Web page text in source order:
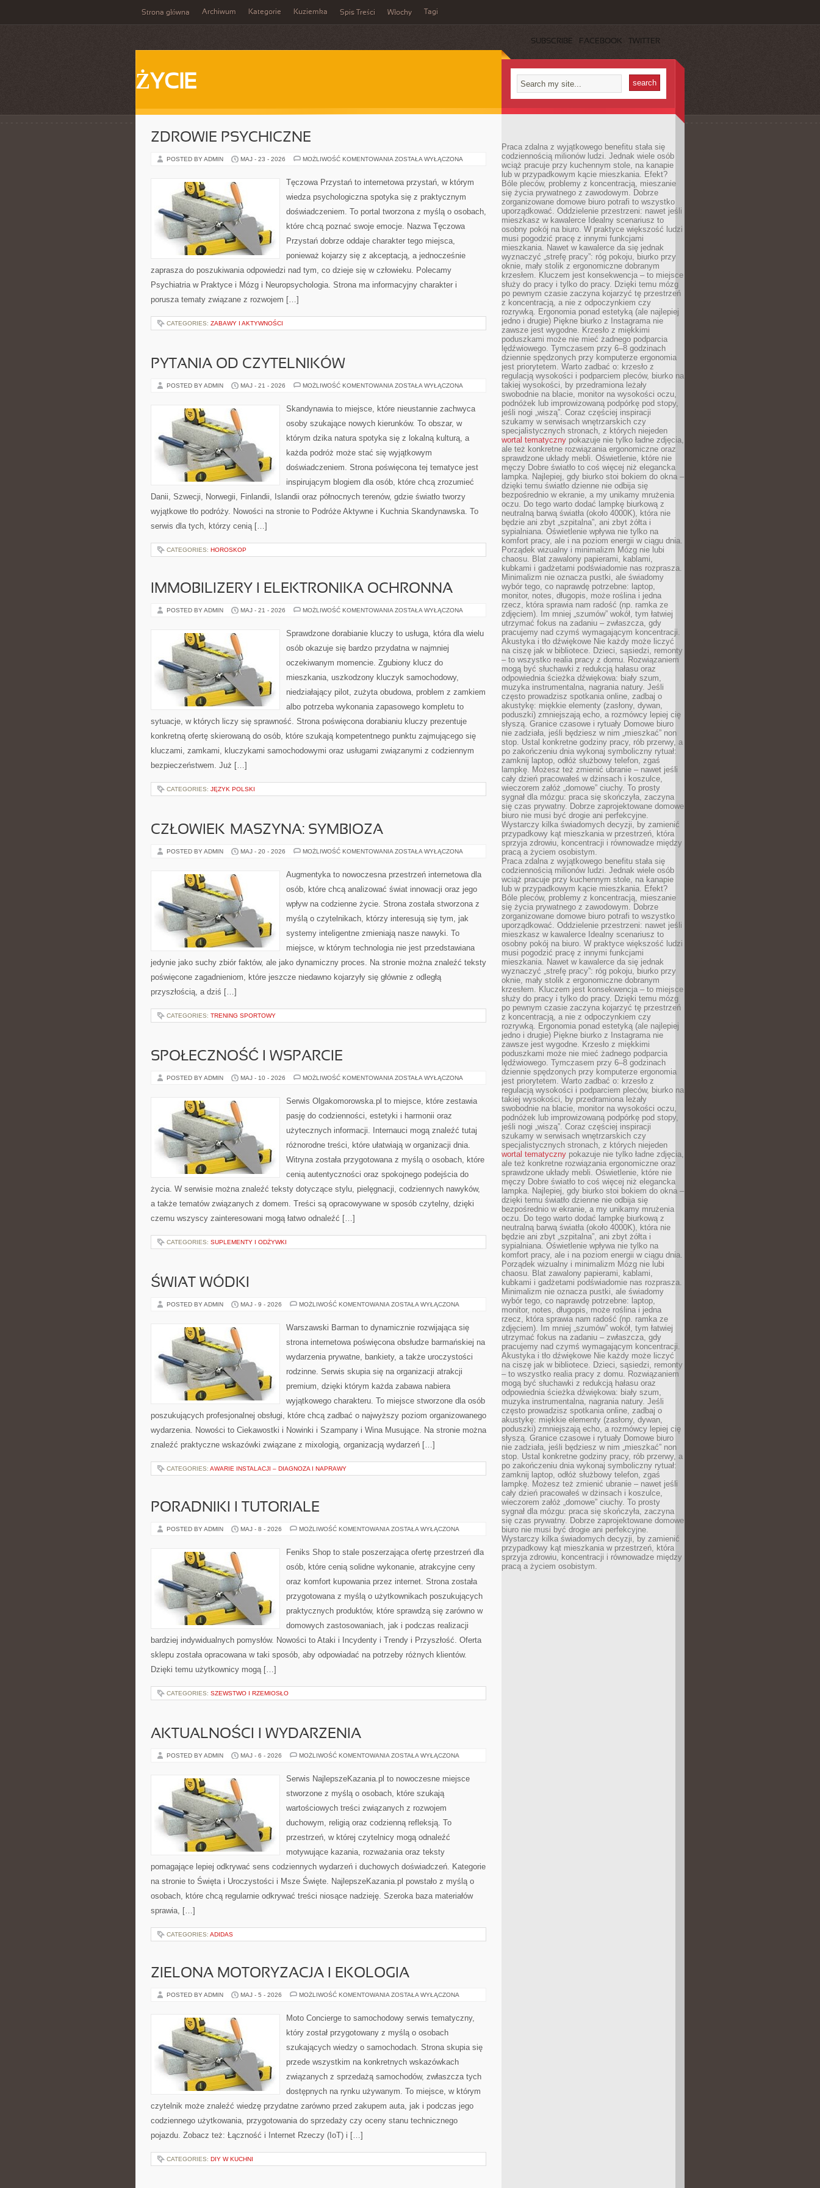
Strona główna Archiwum Kategorie Kuziemka Spis Treści Włochy Tagi
SUBSCRIBE FACEBOOK TWITTER
ŻYCIE
ZDROWIE PSYCHICZNE
POSTED BY ADMIN MAJ - 23 - 2026 MOŻLIWOŚĆ KOMENTOWANIA ZDROWIE
ZOSTAŁA WYŁĄCZONA
Tęczowa Przystań to internetowa przystań, w którym
wiedza psychologiczna spotyka się z praktycznym
doświadczeniem. To portal tworzona z myślą o osobach,
które chcą poznać swoje emocje. Nazwa Tęczowa
Przystań dobrze oddaje charakter tego miejsca,
ponieważ kojarzy się z akceptacją, a jednocześnie
zaprasza do poszukiwania odpowiedzi nad tym, co dzieje się w człowieku. Polecamy
Psychiatria w Praktyce i Mózg i Neuropsychologia. Strona ma informacyjny charakter i
porusza tematy związane z rozwojem […]
CATEGORIES: ZABAWY I AKTYWNOŚCI
PYTANIA OD CZYTELNIKÓW
POSTED BY ADMIN MAJ - 21 - 2026 MOŻLIWOŚĆ KOMENTOWANIA PYTANIA
ZOSTAŁA WYŁĄCZONA
Skandynawia to miejsce, które nieustannie zachwyca
osoby szukające nowych kierunków. To obszar, w
którym dzika natura spotyka się z lokalną kulturą, a
każda podróż może stać się wyjątkowym
doświadczeniem. Strona poświęcona tej tematyce jest
inspirującym blogiem dla osób, które chcą zrozumieć
Danii, Szwecji, Norwegii, Finlandii, Islandii oraz północnych terenów, gdzie światło tworzy
wyjątkowe tło podróży. Nowości na stronie to Podróże Aktywne i Kuchnia Skandynawska. To
serwis dla tych, którzy cenią […]
CATEGORIES: HOROSKOP
IMMOBILIZERY I ELEKTRONIKA OCHRONNA
POSTED BY ADMIN MAJ - 21 - 2026 MOŻLIWOŚĆ KOMENTOWANIA IMMOBILIZERY
OCHRONNA
ZOSTAŁA WYŁĄCZONA
Sprawdzone dorabianie kluczy to usługa, która dla wielu
osób okazuje się bardzo przydatna w najmniej
oczekiwanym momencie. Zgubiony klucz do
mieszkania, uszkodzony kluczyk samochodowy,
niedziałający pilot, zużyta obudowa, problem z zamkiem
albo potrzeba wykonania zapasowego kompletu to
sytuacje, w których liczy się sprawność. Strona poświęcona dorabianiu kluczy prezentuje
konkretną ofertę skierowaną do osób, które szukają kompetentnego punktu zajmującego się
kluczami, zamkami, kluczykami samochodowymi oraz usługami związanymi z codziennym
bezpieczeństwem. Już […]
CATEGORIES: JĘZYK POLSKI
CZŁOWIEK–MASZYNA: SYMBIOZA
POSTED BY ADMIN MAJ - 20 - 2026 MOŻLIWOŚĆ KOMENTOWANIA CZŁOWIEK–
ZOSTAŁA WYŁĄCZONA
Augmentyka to nowoczesna przestrzeń internetowa dla
osób, które chcą analizować świat innowacji oraz jego
wpływ na codzienne życie. Strona została stworzona z
myślą o czytelnikach, którzy interesują się tym, jak
systemy inteligentne zmieniają nasze nawyki. To
miejsce, w którym technologia nie jest przedstawiana
jedynie jako suchy zbiór faktów, ale jako dynamiczny proces. Na stronie można znaleźć teksty
poświęcone zagadnieniom, które jeszcze niedawno kojarzyły się głównie z odległą
przyszłością, a dziś […]
CATEGORIES: TRENING SPORTOWY
SPOŁECZNOŚĆ I WSPARCIE
POSTED BY ADMIN MAJ - 10 - 2026 MOŻLIWOŚĆ KOMENTOWANIA SPOŁECZNOŚĆ
ZOSTAŁA WYŁĄCZONA
Serwis Olgakomorowska.pl to miejsce, które zestawia
pasję do codzienności, estetyki i harmonii oraz
użytecznych informacji. Internauci mogą znaleźć tutaj
różnorodne treści, które ułatwiają w organizacji dnia.
Witryna została przygotowana z myślą o osobach, które
cenią autentyczności oraz spokojnego podejścia do
życia. W serwisie można znaleźć teksty dotyczące stylu, pielęgnacji, codziennych nawyków,
a także tematów związanych z domem. Treści są opracowywane w sposób czytelny, dzięki
czemu wszyscy zainteresowani mogą łatwo odnaleźć […]
CATEGORIES: SUPLEMENTY I ODŻYWKI
ŚWIAT WÓDKI
POSTED BY ADMIN MAJ - 9 - 2026 MOŻLIWOŚĆ KOMENTOWANIA ŚWIAT
ZOSTAŁA WYŁĄCZONA
Warszawski Barman to dynamicznie rozwijająca się
strona internetowa poświęcona obsłudze barmańskiej na
wydarzenia prywatne, bankiety, a także uroczystości
rodzinne. Serwis skupia się na organizacji atrakcji
premium, dzięki którym każda zabawa nabiera
wyjątkowego charakteru. To miejsce stworzone dla osób
poszukujących profesjonalnej obsługi, które chcą zadbać o najwyższy poziom organizowanego
wydarzenia. Nowości to Ciekawostki i Nowinki i Szampany i Wina Musujące. Na stronie można
znaleźć praktyczne wskazówki związane z mixologią, organizacją wydarzeń […]
CATEGORIES: AWARIE INSTALACJI – DIAGNOZA I NAPRAWY
PORADNIKI I TUTORIALE
POSTED BY ADMIN MAJ - 8 - 2026 MOŻLIWOŚĆ KOMENTOWANIA PORADNIKI
ZOSTAŁA WYŁĄCZONA
Feniks Shop to stale poszerzająca ofertę przestrzeń dla
osób, które cenią solidne wykonanie, atrakcyjne ceny
oraz komfort kupowania przez internet. Strona została
przygotowana z myślą o użytkownikach poszukujących
praktycznych produktów, które sprawdzą się zarówno w
domowych zastosowaniach, jak i podczas realizacji
bardziej indywidualnych pomysłów. Nowości to Ataki i Incydenty i Trendy i Przyszłość. Oferta
sklepu została opracowana w taki sposób, aby odpowiadać na potrzeby różnych klientów.
Dzięki temu użytkownicy mogą […]
CATEGORIES: SZEWSTWO I RZEMIOSŁO
AKTUALNOŚCI I WYDARZENIA
POSTED BY ADMIN MAJ - 6 - 2026 MOŻLIWOŚĆ KOMENTOWANIA AKTUALNOŚCI
ZOSTAŁA WYŁĄCZONA
Serwis NajlepszeKazania.pl to nowoczesne miejsce
stworzone z myślą o osobach, które szukają
wartościowych treści związanych z rozwojem
duchowym, religią oraz codzienną refleksją. To
przestrzeń, w której czytelnicy mogą odnaleźć
motywujące kazania, rozważania oraz teksty
pomagające lepiej odkrywać sens codziennych wydarzeń i duchowych doświadczeń. Kategorie
na stronie to Święta i Uroczystości i Msze Święte. NajlepszeKazania.pl powstało z myślą o
osobach, które chcą regularnie odkrywać treści niosące nadzieję. Szeroka baza materiałów
sprawia, […]
CATEGORIES: ADIDAS
ZIELONA MOTORYZACJA I EKOLOGIA
POSTED BY ADMIN MAJ - 5 - 2026 MOŻLIWOŚĆ KOMENTOWANIA ZIELONA
ZOSTAŁA WYŁĄCZONA
Moto Concierge to samochodowy serwis tematyczny,
który został przygotowany z myślą o osobach
szukających wiedzy o samochodach. Strona skupia się
przede wszystkim na konkretnych wskazówkach
związanych z sprzedażą samochodów, zwłaszcza tych
dostępnych na rynku używanym. To miejsce, w którym
czytelnik może znaleźć wiedzę przydatne zarówno przed zakupem auta, jak i podczas jego
codziennego użytkowania, przygotowania do sprzedaży czy oceny stanu technicznego
pojazdu. Zobacz też: Łączność i Internet Rzeczy (IoT) i […]
CATEGORIES: DIY W KUCHNI
Praca zdalna z wyjątkowego benefitu stała się
codziennością milionów ludzi. Jednak wiele osób
wciąż pracuje przy kuchennym stole, na kanapie
lub w przypadkowym kącie mieszkania. Efekt?
Bóle pleców, problemy z koncentracją, mieszanie
się życia prywatnego z zawodowym. Dobrze
zorganizowane domowe biuro potrafi to wszystko
uporządkować. Oddzielenie przestrzeni: nawet jeśli
mieszkasz w kawalerce Idealny scenariusz to
osobny pokój na biuro. W praktyce większość ludzi
musi pogodzić pracę z innymi funkcjami
mieszkania. Nawet w kawalerce da się jednak
wyznaczyć „strefę pracy”: róg pokoju, biurko przy
oknie, mały stolik z ergonomiczne dobranym
krzesłem. Kluczem jest konsekwencja – to miejsce
służy do pracy i tylko do pracy. Dzięki temu mózg
po pewnym czasie zaczyna kojarzyć tę przestrzeń
z koncentracją, a nie z odpoczynkiem czy
rozrywką. Ergonomia ponad estetyką (ale najlepiej
jedno i drugie) Piękne biurko z Instagrama nie
zawsze jest wygodne. Krzesło z miękkimi
poduszkami może nie mieć żadnego podparcia
lędźwiowego. Tymczasem przy 6–8 godzinach
dziennie spędzonych przy komputerze ergonomia
jest priorytetem. Warto zadbać o: krzesło z
regulacją wysokości i podparciem pleców, biurko na
takiej wysokości, by przedramiona leżały
swobodnie na blacie, monitor na wysokości oczu,
podnóżek lub improwizowaną podpórkę pod stopy,
jeśli nogi „wiszą”. Coraz częściej inspiracji
szukamy w serwisach wnętrzarskich czy
specjalistycznych stronach, z których niejeden
wortal tematyczny pokazuje nie tylko ładne zdjęcia,
ale też konkretne rozwiązania ergonomiczne oraz
sprawdzone układy mebli. Oświetlenie, które nie
męczy Dobre światło to coś więcej niż elegancka
lampka. Najlepiej, gdy biurko stoi bokiem do okna –
dzięki temu światło dzienne nie odbija się
bezpośrednio w ekranie, a my unikamy mrużenia
oczu. Do tego warto dodać lampkę biurkową z
neutralną barwą światła (około 4000K), która nie
będzie ani zbyt „szpitalna”, ani zbyt żółta i
sypialniana. Oświetlenie wpływa nie tylko na
komfort pracy, ale i na poziom energii w ciągu dnia.
Porządek wizualny i minimalizm Mózg nie lubi
chaosu. Blat zawalony papierami, kablami,
kubkami i gadżetami podświadomie nas rozprasza.
Minimalizm nie oznacza pustki, ale świadomy
wybór tego, co naprawdę potrzebne: laptop,
monitor, notes, długopis, może roślina i jedna
rzecz, która sprawia nam radość (np. ramka ze
zdjęciem). Im mniej „szumów” wokół, tym łatwiej
utrzymać fokus na zadaniu – zwłaszcza, gdy
pracujemy nad czymś wymagającym koncentracji.
Akustyka i tło dźwiękowe Nie każdy może liczyć
na ciszę jak w bibliotece. Dzieci, sąsiedzi, remonty
– to wszystko realia pracy z domu. Rozwiązaniem
mogą być słuchawki z redukcją hałasu oraz
odpowiednia ścieżka dźwiękowa: biały szum,
muzyka instrumentalna, nagrania natury. Jeśli
często prowadzisz spotkania online, zadbaj o
akustykę: miękkie elementy (zasłony, dywan,
poduszki) zmniejszają echo, a rozmówcy lepiej cię
słyszą. Granice czasowe i rytuały Domowe biuro
nie zadziała, jeśli będziesz w nim „mieszkać” non
stop. Ustal konkretne godziny pracy, rób przerwy, a
po zakończeniu dnia wykonaj symboliczny rytuał:
zamknij laptop, odłóż służbowy telefon, zgaś
lampkę. Możesz też zmienić ubranie – nawet jeśli
cały dzień pracowałeś w dżinsach i koszulce,
wieczorem załóż „domowe” ciuchy. To prosty
sygnał dla mózgu: praca się skończyła, zaczyna
się czas prywatny. Dobrze zaprojektowane domowe
biuro nie musi być drogie ani perfekcyjne.
Wystarczy kilka świadomych decyzji, by zamienić
przypadkowy kąt mieszkania w przestrzeń, która
sprzyja zdrowiu, koncentracji i równowadze między
pracą a życiem osobistym.
Praca zdalna z wyjątkowego benefitu stała się
codziennością milionów ludzi. Jednak wiele osób
wciąż pracuje przy kuchennym stole, na kanapie
lub w przypadkowym kącie mieszkania. Efekt?
Bóle pleców, problemy z koncentracją, mieszanie
się życia prywatnego z zawodowym. Dobrze
zorganizowane domowe biuro potrafi to wszystko
uporządkować. Oddzielenie przestrzeni: nawet jeśli
mieszkasz w kawalerce Idealny scenariusz to
osobny pokój na biuro. W praktyce większość ludzi
musi pogodzić pracę z innymi funkcjami
mieszkania. Nawet w kawalerce da się jednak
wyznaczyć „strefę pracy”: róg pokoju, biurko przy
oknie, mały stolik z ergonomiczne dobranym
krzesłem. Kluczem jest konsekwencja – to miejsce
służy do pracy i tylko do pracy. Dzięki temu mózg
po pewnym czasie zaczyna kojarzyć tę przestrzeń
z koncentracją, a nie z odpoczynkiem czy
rozrywką. Ergonomia ponad estetyką (ale najlepiej
jedno i drugie) Piękne biurko z Instagrama nie
zawsze jest wygodne. Krzesło z miękkimi
poduszkami może nie mieć żadnego podparcia
lędźwiowego. Tymczasem przy 6–8 godzinach
dziennie spędzonych przy komputerze ergonomia
jest priorytetem. Warto zadbać o: krzesło z
regulacją wysokości i podparciem pleców, biurko na
takiej wysokości, by przedramiona leżały
swobodnie na blacie, monitor na wysokości oczu,
podnóżek lub improwizowaną podpórkę pod stopy,
jeśli nogi „wiszą”. Coraz częściej inspiracji
szukamy w serwisach wnętrzarskich czy
specjalistycznych stronach, z których niejeden
wortal tematyczny pokazuje nie tylko ładne zdjęcia,
ale też konkretne rozwiązania ergonomiczne oraz
sprawdzone układy mebli. Oświetlenie, które nie
męczy Dobre światło to coś więcej niż elegancka
lampka. Najlepiej, gdy biurko stoi bokiem do okna –
dzięki temu światło dzienne nie odbija się
bezpośrednio w ekranie, a my unikamy mrużenia
oczu. Do tego warto dodać lampkę biurkową z
neutralną barwą światła (około 4000K), która nie
będzie ani zbyt „szpitalna”, ani zbyt żółta i
sypialniana. Oświetlenie wpływa nie tylko na
komfort pracy, ale i na poziom energii w ciągu dnia.
Porządek wizualny i minimalizm Mózg nie lubi
chaosu. Blat zawalony papierami, kablami,
kubkami i gadżetami podświadomie nas rozprasza.
Minimalizm nie oznacza pustki, ale świadomy
wybór tego, co naprawdę potrzebne: laptop,
monitor, notes, długopis, może roślina i jedna
rzecz, która sprawia nam radość (np. ramka ze
zdjęciem). Im mniej „szumów” wokół, tym łatwiej
utrzymać fokus na zadaniu – zwłaszcza, gdy
pracujemy nad czymś wymagającym koncentracji.
Akustyka i tło dźwiękowe Nie każdy może liczyć
na ciszę jak w bibliotece. Dzieci, sąsiedzi, remonty
– to wszystko realia pracy z domu. Rozwiązaniem
mogą być słuchawki z redukcją hałasu oraz
odpowiednia ścieżka dźwiękowa: biały szum,
muzyka instrumentalna, nagrania natury. Jeśli
często prowadzisz spotkania online, zadbaj o
akustykę: miękkie elementy (zasłony, dywan,
poduszki) zmniejszają echo, a rozmówcy lepiej cię
słyszą. Granice czasowe i rytuały Domowe biuro
nie zadziała, jeśli będziesz w nim „mieszkać” non
stop. Ustal konkretne godziny pracy, rób przerwy, a
po zakończeniu dnia wykonaj symboliczny rytuał:
zamknij laptop, odłóż służbowy telefon, zgaś
lampkę. Możesz też zmienić ubranie – nawet jeśli
cały dzień pracowałeś w dżinsach i koszulce,
wieczorem załóż „domowe” ciuchy. To prosty
sygnał dla mózgu: praca się skończyła, zaczyna
się czas prywatny. Dobrze zaprojektowane domowe
biuro nie musi być drogie ani perfekcyjne.
Wystarczy kilka świadomych decyzji, by zamienić
przypadkowy kąt mieszkania w przestrzeń, która
sprzyja zdrowiu, koncentracji i równowadze między
pracą a życiem osobistym.